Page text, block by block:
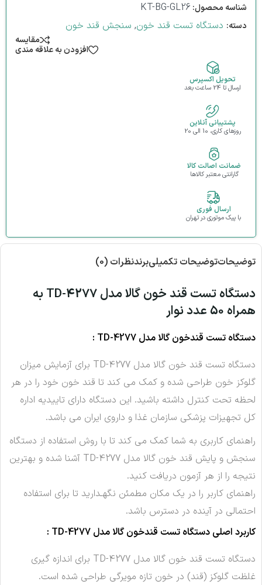
شناسه محصول: KT-BG-GL26
دسته: دستگاه تست قند خون, سنجش قند خون
مقایسه
افزودن به علاقه مندی
تحویل اکسپرس
ارسال تا 24 ساعت بعد
پشتیبانی آنلاین
روزهای کاری، 10 الی 20
ضمانت اصالت کالا
گارانتی معتبر کالاها
ارسال فوری
با پیک موتوری در تهران
توضیحاتتوضیحات تکمیلیبرندنظرات (0)
دستگاه تست قند خون گالا مدل TD-4277 به
همراه 50 عدد نوار
دستگاه تست قندخون گالا مدل TD-4277 :
دستگاه تست قند خون گالا مدل TD-4277 براى آزمايش ميزان
گلوكز خون طراحى شده و كمك مى كند تا قند خون خود را در هر
لحظه تحت كنترل داشته باشيد. اين دستگاه داراى تاييديه اداره
كل تجهيزات پزشكى سازمان غذا و داروى ايران مى باشد.
راهنماى كاربرى به شما كمك مى كند تا با روش استفاده از دستگاه
سنجش و پايش قند خون گالا مدل TD-4277 آشنا شده و بهترين
نتيجه را از هر آزمون دريافت كنيد.
راهنماى كاربر را در يك مكان مطمئن نگهـداريد تا براى استفاده
احتمالى در آينده در دسترس باشد.
كاربرد اصلى دستگاه تست قندخون گالا مدل TD-4277 :
دستگاه تست قند خون گالا مدل TD-4277 براى اندازه گيرى
غلظت گلوكز (قند) در خون تازه مويرگى طراحى شده است.